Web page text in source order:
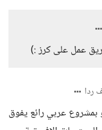
عمل على كرز :)
ردا
عربي رائع يفوق